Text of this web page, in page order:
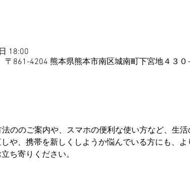
18:00
〒861-4204 熊本県熊本市南区城南町下宮地４３０
ののご案内や、スマホの便利な使い方など、生
や、携帯を新しくしようか悩んでいる方にも、
ち寄りください。